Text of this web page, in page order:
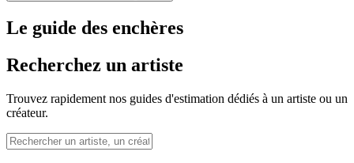
Le guide des enchères
Recherchez un artiste
Trouvez rapidement nos guides d'estimation dédiés à un artiste ou un
créateur.